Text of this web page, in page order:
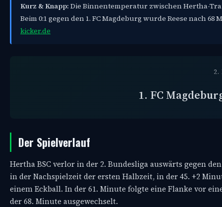
Kurz & Knapp: Die Binnentemperatur zwischen Hertha-
Beim 0:1 gegen den 1. FC Magdeburg wurde Reese nach
kicker.de
2.
1. FC
Der Spielverlauf
Hertha BSC verlor in der 2. Bundesliga auswärts gegen
in der Nachspielzeit der ersten Halbzeit, in der 45. +2
einem Eckball. In der 61. Minute folgte eine Flanke vor
der 68. Minute ausgewechselt.